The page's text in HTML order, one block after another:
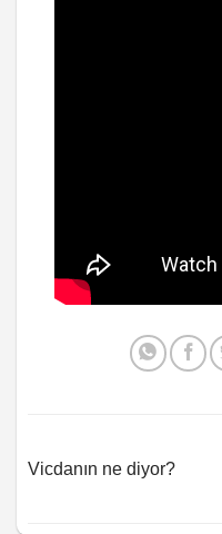
Vicdanın ne diyor?